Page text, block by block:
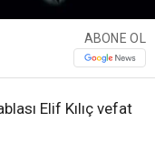
ABONE OL
Elif Kılıç vefat